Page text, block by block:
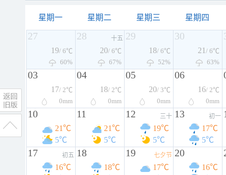
星期一 星期二 星期三 星期四
27
19/ 6℃
60%
28 十五
20/ 6℃
67%
29
18/ 6℃
52%
30
21 / 6℃
63%
03
17/ 2℃
0mm
04
18/ 2℃
0mm
05
20/ 3℃
0mm
06
16/ 2℃
0mm
10
21℃
5℃
11
21℃
5℃
12 三十
19℃
5℃
13 初一
17℃
5℃
17 初五
16℃
18
18℃
19 七夕节
17℃
20
16℃